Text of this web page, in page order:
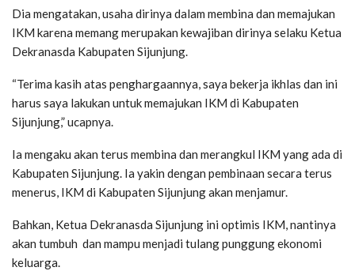
Dia mengatakan, usaha dirinya dalam membina dan memajukan
IKM karena memang merupakan kewajiban dirinya selaku Ketua
Dekranasda Kabupaten Sijunjung.
“Terima kasih atas penghargaannya, saya bekerja ikhlas dan ini
harus saya lakukan untuk memajukan IKM di Kabupaten
Sijunjung,” ucapnya.
Ia mengaku akan terus membina dan merangkul IKM yang ada di
Kabupaten Sijunjung. Ia yakin dengan pembinaan secara terus
menerus, IKM di Kabupaten Sijunjung akan menjamur.
Bahkan, Ketua Dekranasda Sijunjung ini optimis IKM, nantinya
akan tumbuh dan mampu menjadi tulang punggung ekonomi
keluarga.